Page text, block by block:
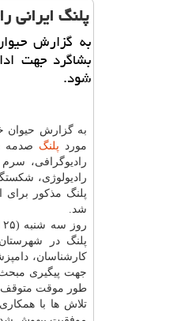
پلنگ ایرانی
به گزارش
بشاگرد جهت
شود.
به گزارش حیوان
مورد پلنگ
رادیوگرافی،
رادیولوژی،
پلنگ مذکور برای
شد.
پلنگ در
کارشناسان،
جهت پیگیری مبحث
طور موقت متوقف